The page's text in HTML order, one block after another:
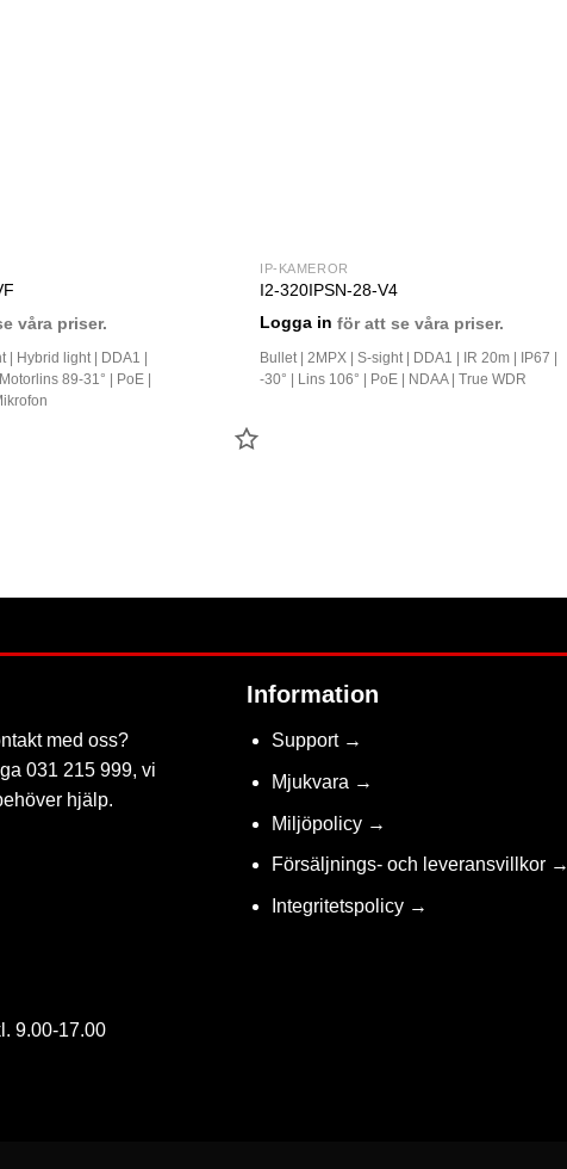
våra priser.
| Hybrid light | DDA1 |
89-31° | PoE |
IP-KAMEROR
I2-320IPSN-28-V4
Logga in för att se våra priser.
Bullet | 2MPX | S-sight | DDA1 | IR 20m | IP67 |
-30° | Lins 106° | PoE | NDAA | True WDR
med oss?
031 215 999, vi
hjälp.
9.00-17.00
Information
Support →
Mjukvara →
Miljöpolicy →
Försäljnings- och leveransvillkor →
Integritetspolicy →